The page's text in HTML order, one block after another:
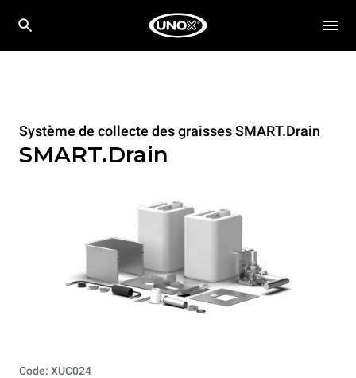
Système de collecte des graisses SMART.Drain
SMART.Drain
Code: XUC024